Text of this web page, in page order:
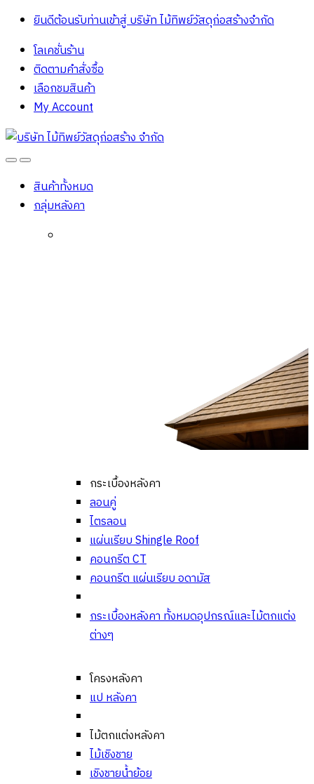
ยินดีต้อนรับท่านเข้าสู่ บริษัท ไม้ทิพย์วัสดุก่อสร้างจํากัด
โลเคชั่นร้าน
ติดตามคำสั่งซื้อ
เลือกชมสินค้า
My Account
OpenClose
สินค้าทั้งหมด
กลุ่มหลังคา
กระเบื้องหลังคา
ลอนคู่
ไตรลอน
แผ่นเรียบ Shingle Roof
คอนกรีต CT
คอนกรีต แผ่นเรียบ อดามัส
กระเบื้องหลังคา ทั้งหมดอุปกรณ์และไม้ตกแต่ง
ต่างๆ
โครงหลังคา
แป หลังคา
ไม้ตกแต่งหลังคา
ไม้เชิงชาย
เชิงชายน้ำย้อย